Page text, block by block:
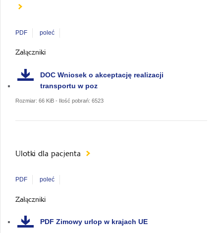
PDF poleć
Załączniki
DOC Wniosek o akceptację realizacji
transportu w poz
Rozmiar: 66 KiB - Ilość pobrań: 6523
Ulotki dla pacjenta
PDF poleć
Załączniki
PDF Zimowy urlop w krajach UE